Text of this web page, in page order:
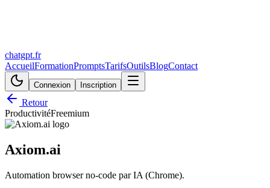
chatgpt.fr
AccueilFormationPromptsTarifsOutilsBlogContact
Connexion Inscription
Retour
ProductivitéFreemium
Axiom.ai
Automation browser no-code par IA (Chrome).